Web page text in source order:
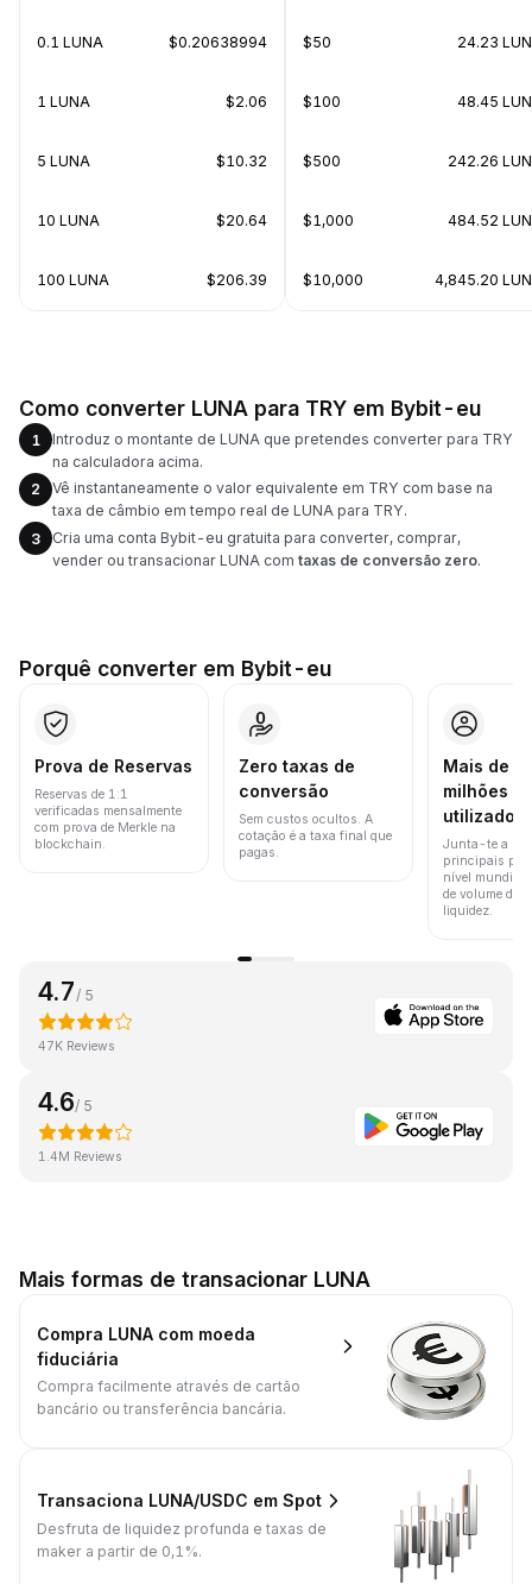
0.1 LUNA $0.20638994
1 LUNA $2.06
5 LUNA $10.32
10 LUNA $20.64
100 LUNA $206.39
$50 24.23
$100 48.45
$500 242.26
$1,000 484.52
$10,000 4,845.20
Como converter LUNA para TRY em Bybit-eu
1
Introduz o montante de LUNA que pretendes converter para TRY
na calculadora acima.
2
Vê instantaneamente o valor equivalente em TRY com base na
taxa de câmbio em tempo real de LUNA para TRY.
3
Cria uma conta Bybit-eu gratuita para converter, comprar,
vender ou transacionar LUNA com taxas de conversão zero.
Porquê converter em Bybit-eu
Prova de Reservas
Reservas de 1:1
verificadas mensalmente
com prova de Merkle na
blockchain.
Zero taxas de
conversão
Sem custos ocultos. A
cotação é a taxa final que
pagas.
Mais de
milhões
Junta-te a
principais
nível mundial
de volume de
liquidez.
4.7 / 5
47K Reviews
4.6/ 5
1.4M Reviews
Mais formas de transacionar LUNA
Compra LUNA com moeda
fiduciária
Compra facilmente através de cartão
bancário ou transferência bancária.
Transaciona LUNA/USDC em Spot
Desfruta de liquidez profunda e taxas de
maker a partir de 0,1%.